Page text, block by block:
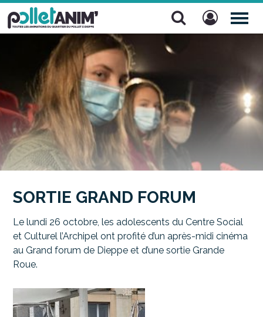
Pollet Anim'
SORTIE GRAND FORUM
Le lundi 26 octobre, les adolescents du Centre Social
et Culturel l’Archipel ont profité d’un après-midi cinéma
au Grand forum de Dieppe et d’une sortie Grande
Roue.